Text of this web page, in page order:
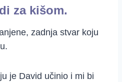
za kišom.
zadnja stvar koju
je David učinio i mi bi